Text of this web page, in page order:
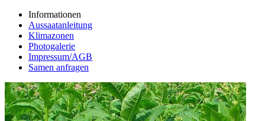
Informationen
Aussaatanleitung
Klimazonen
Photogalerie
Impressum/AGB
Samen anfragen